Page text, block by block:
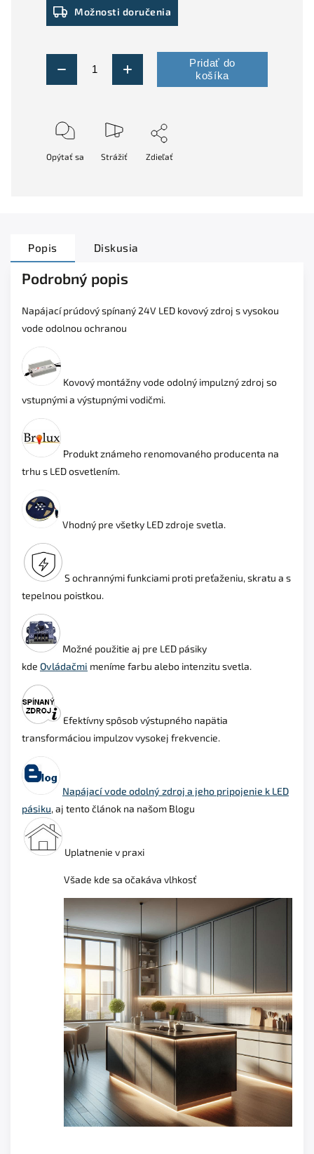
Možnosti doručenia
Pridať do
košíka
Opýtať sa Strážiť Zdieľať
Popis Diskusia
Podrobný popis
Napájací prúdový spínaný 24V LED kovový zdroj s vysokou
vode odolnou ochranou
Kovový montážny vode odolný impulzný zdroj so
vstupnými a výstupnými vodičmi.
Produkt známeho renomovaného producenta na
trhu s LED osvetlením.
Vhodný pre všetky LED zdroje svetla.
S ochrannými funkciami proti preťaženiu, skratu a s
tepelnou poistkou.
Možné použitie aj pre LED pásiky
kde Ovládačmi meníme farbu alebo intenzitu svetla.
Efektívny spôsob výstupného napätia
transformáciou impulzov vysokej frekvencie.
Napájací vode odolný zdroj a jeho pripojenie k LED
pásiku, aj tento článok na našom Blogu
Uplatnenie v praxi
Všade kde sa očakáva vlhkosť